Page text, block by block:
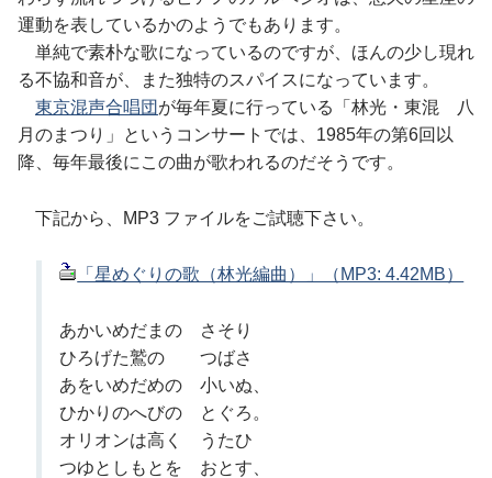
運動を表しているかのようでもあります。
単純で素朴な歌になっているのですが、ほんの少し現れ
る不協和音が、また独特のスパイスになっています。
東京混声合唱団 が毎年夏に行っている「林光・東混 八
月のまつり」というコンサートでは、1985年の第6回以
降、毎年最後にこの曲が歌われるのだそうです。
下記から、MP3 ファイルをご試聴下さい。
「星めぐりの歌（林光編曲）」（MP3: 4.42MB）
あかいめだまの さそり
ひろげた鷲の つばさ
あをいめだめの 小いぬ、
ひかりのへびの とぐろ。
オリオンは高く うたひ
つゆとしもとを おとす、